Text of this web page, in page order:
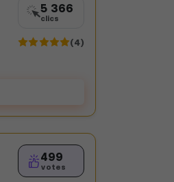
5 366
clics
(4)
499
votes